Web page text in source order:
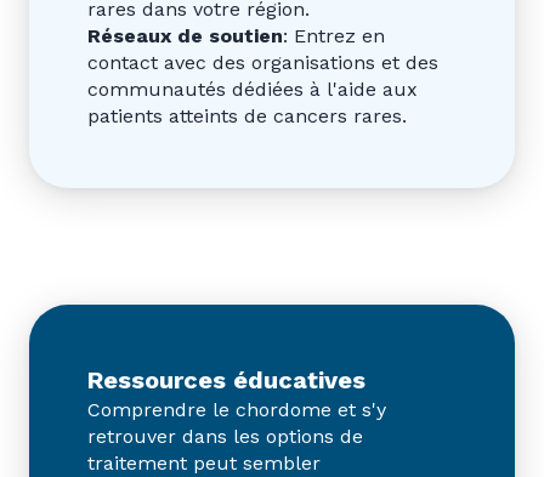
rares dans votre région.
Réseaux de soutien: Entrez en
contact avec des organisations et des
communautés dédiées à l'aide aux
patients atteints de cancers rares.
Ressources éducatives
Comprendre le chordome et s'y
retrouver dans les options de
traitement peut sembler